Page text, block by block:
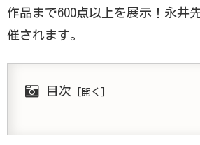
作品まで600点以上を展示！永井
催されます。
目次